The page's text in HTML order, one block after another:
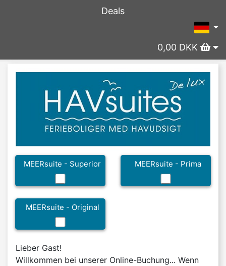
Deals
0,00 DKK
MEERsuite - Superior MEERsuite - Prima
MEERsuite - Original
Lieber Gast!
Willkommen bei unserer Online-Buchung... Wenn